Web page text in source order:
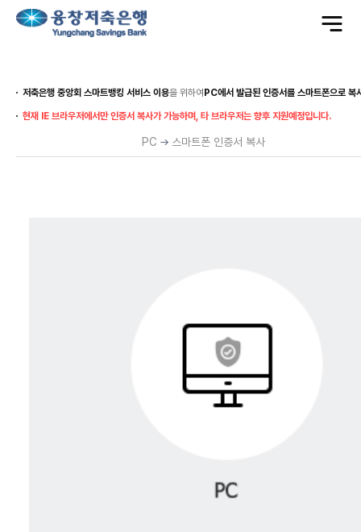
전
체
저축은행 중앙회 스마트뱅킹 서비스 이용을 위하여 PC에서 발급된 인증서를 스마트폰으로 복
현재 IE 브라우저에서만 인증서 복사가 가능하며, 타 브라우저는 향후 지원예정입니다.
PC 스마트폰 인증서 복사